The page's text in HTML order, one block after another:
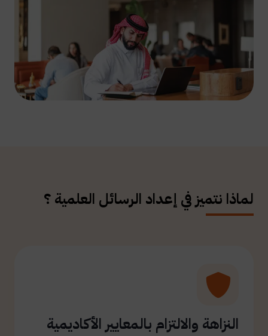
لماذا نتميز في إعداد الرسائل العلمية ؟
النزاهة والالتزام بالمعايير الأكاديمية